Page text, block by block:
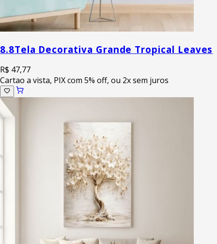
8.8Tela Decorativa Grande Tropical Leaves
R$ 47,77
Cartao a vista, PIX com 5% off, ou 2x sem juros